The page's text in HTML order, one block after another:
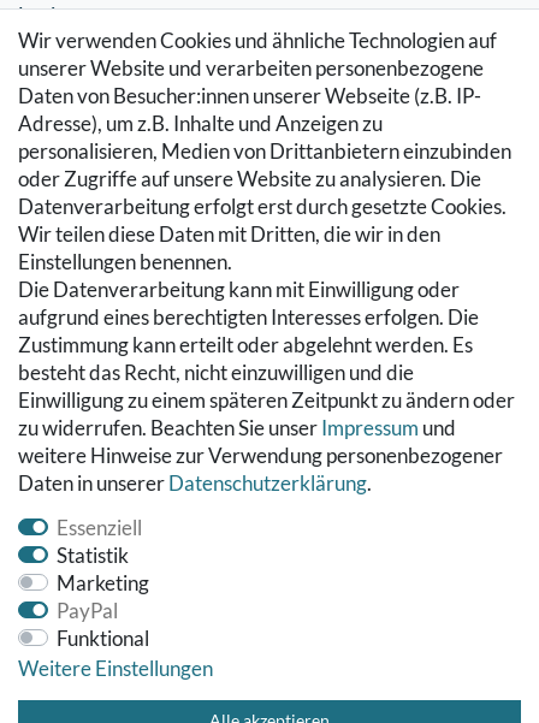
Wir verwenden Cookies und ähnliche Technologien auf
unserer Website und verarbeiten personenbezogene
Daten von Besucher:innen unserer Webseite (z.B. IP-
Adresse), um z.B. Inhalte und Anzeigen zu
personalisieren, Medien von Drittanbietern einzubinden
oder Zugriffe auf unsere Website zu analysieren. Die
Datenverarbeitung erfolgt erst durch gesetzte Cookies.
Wir teilen diese Daten mit Dritten, die wir in den
Einstellungen benennen.
Die Datenverarbeitung kann mit Einwilligung oder
aufgrund eines berechtigten Interesses erfolgen. Die
Zustimmung kann erteilt oder abgelehnt werden. Es
besteht das Recht, nicht einzuwilligen und die
Einwilligung zu einem späteren Zeitpunkt zu ändern oder
zu widerrufen. Beachten Sie unserImpressum und
weitere Hinweise zur Verwendung personenbezogener
Daten in unsererDaten­schutz­erklärung.
Essenziell
Statistik
Marketing
PayPal
Funktional
Weitere Einstellungen
Login
SERVICE
Zahlung & Versand
Warenkorb
Zur Kasse
Hilfe
RECHTLICHES
Kontakt
Datenschutzerklärung
AGB
Impressum
Hinweise zur Batterieentsorgung
Widerrufs­recht
Vertrag widerrufen
© Copyright 2026 Fußbodenreinigung24 GmbH | Alle Rechte